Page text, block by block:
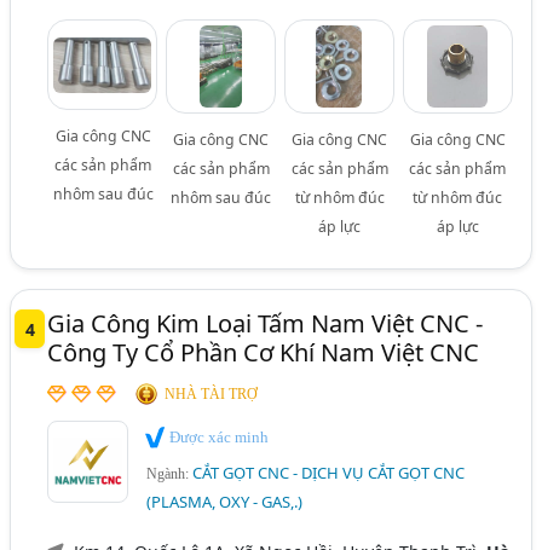
Gia công CNC
các sản phẩm
nhôm sau đúc
Gia công CNC
các sản phẩm
nhôm sau đúc
Gia công CNC
các sản phẩm
từ nhôm đúc
áp lực
Gia công CNC
các sản phẩm
từ nhôm đúc
áp lực
4
Gia Công Kim Loại Tấm Nam Việt CNC -
Công Ty Cổ Phần Cơ Khí Nam Việt CNC
NHÀ TÀI TRỢ
Được xác minh
Ngành:CẮT GỌT CNC - DỊCH VỤ CẮT GỌT CNC
(PLASMA, OXY - GAS,.)